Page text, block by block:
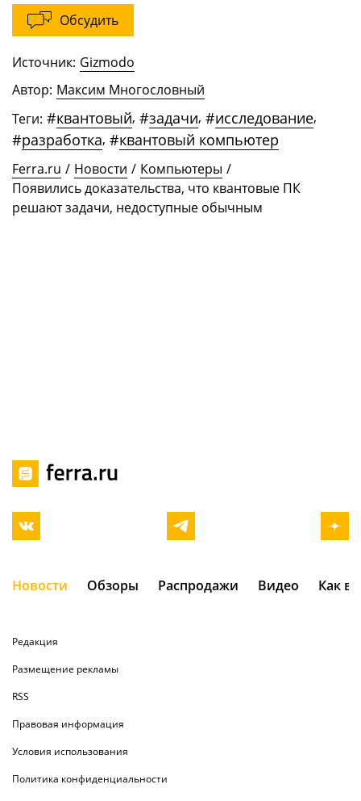
Обсудить
Источник: Gizmodo
Автор: Максим Многословный
Теги: #квантовый, #задачи, #исследование,
#разработка, #квантовый компьютер
Ferra.ru / Новости / Компьютеры /
Появились доказательства, что квантовые ПК
решают задачи, недоступные обычным
Новости Обзоры Распродажи Видео Как
Редакция
Размещение рекламы
RSS
Правовая информация
Условия использования
Политика конфиденциальности